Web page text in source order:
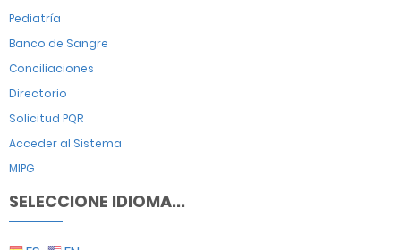
Pediatría
Banco de Sangre
Conciliaciones
Directorio
Solicitud PQR
Acceder al Sistema
MIPG
SELECCIONE IDIOMA...